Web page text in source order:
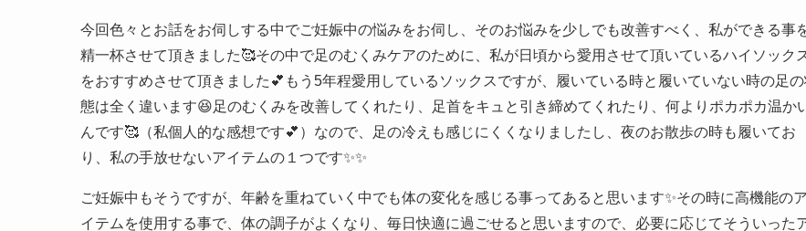
今回色々とお話をお伺しする中でご妊娠中の悩みをお伺し、そのお悩みを少しでも改善すべく、私ができる事
精一杯させて頂きました🥰その中で足のむくみケアのために、私が日頃から愛用させて頂いているハイソック
をおすすめさせて頂きました💕もう5年程愛用しているソックスですが、履いている時と履いていない時の足の
態は全く違います😆足のむくみを改善してくれたり、足首をキュと引き締めてくれたり、何よりポカポカ温か
んです🥰（私個人的な感想です💕）なので、足の冷えも感じにくくなりましたし、夜のお散歩の時も履いてお
り、私の手放せないアイテムの１つです✨✨
ご妊娠中もそうですが、年齢を重ねていく中でも体の変化を感じる事ってあると思います✨その時に高機能のア
イテムを使用する事で、体の調子がよくなり、毎日快適に過ごせると思いますので、必要に応じてそういった